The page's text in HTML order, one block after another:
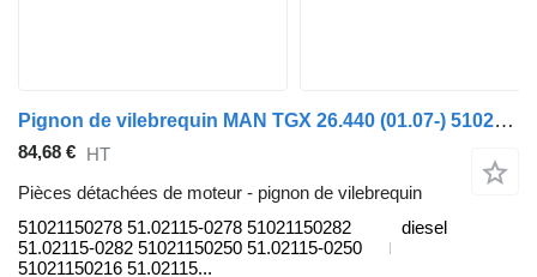
Pignon de vilebrequin MAN TGX 26.440 (01.07-) 51021150278 pour tracteur routier MAN TGL, TGM, TGS, TGX (2005-2021)
84,68 € HT
Pièces détachées de moteur - pignon de vilebrequin
51021150278 51.02115-0278 51021150282
51.02115-0282 51021150250 51.02115-0250
51021150216 51.02115...
diesel